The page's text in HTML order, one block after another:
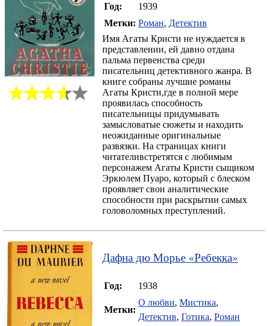
Год:
1939
Метки: Роман, Детектив
Имя Агаты Кристи не нуждается в
представлении, ей давно отдана
пальма первенства среди
писательниц детективного жанра. В
книге собраны лучшие романы
Агаты Кристи,где в полной мере
проявилась способность
писательницы придумывать
замысловатые сюжеты и находить
неожиданные оригинальные
развязки. На страницах книги
читателивстретятся с любимым
персонажем Агаты Кристи сыщиком
Эркюлем Пуаро, который с блеском
проявляет свои аналитические
способности при раскрытии самых
головоломных преступлений.
Дафна дю Морье «Ребекка»
Год: 1938
Метки:
О любви, Мистика,
Детектив, Готика, Роман